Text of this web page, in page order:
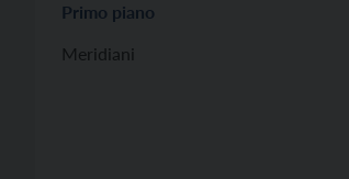
Primo piano
Meridiani